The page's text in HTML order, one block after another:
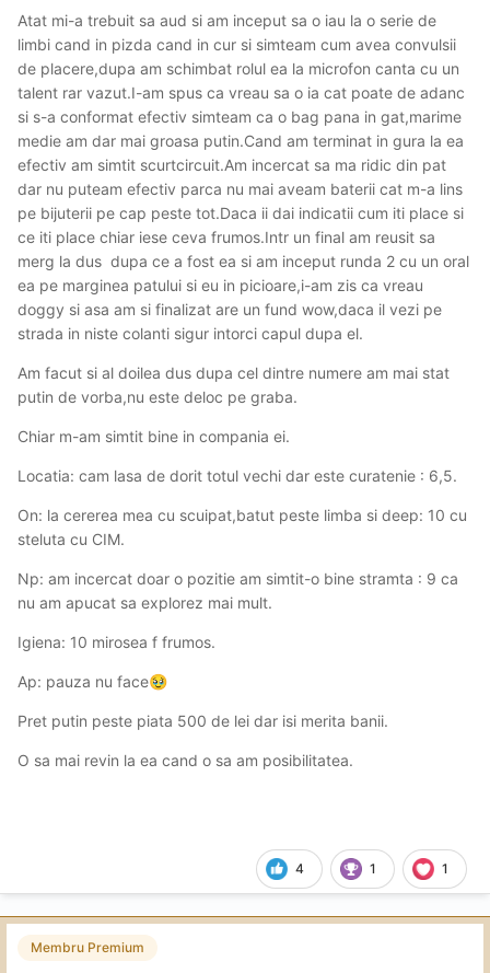
Atat mi-a trebuit sa aud si am inceput sa o iau la o serie de
limbi cand in pizda cand in cur si simteam cum avea convulsii
de placere,dupa am schimbat rolul ea la microfon canta cu un
talent rar vazut.I-am spus ca vreau sa o ia cat poate de adanc
si s-a conformat efectiv simteam ca o bag pana in gat,marime
medie am dar mai groasa putin.Cand am terminat in gura la ea
efectiv am simtit scurtcircuit.Am incercat sa ma ridic din pat
dar nu puteam efectiv parca nu mai aveam baterii cat m-a lins
pe bijuterii pe cap peste tot.Daca ii dai indicatii cum iti place si
ce iti place chiar iese ceva frumos.Intr un final am reusit sa
merg la dus dupa ce a fost ea si am inceput runda 2 cu un oral
ea pe marginea patului si eu in picioare,i-am zis ca vreau
doggy si asa am si finalizat are un fund wow,daca il vezi pe
strada in niste colanti sigur intorci capul dupa el.
Am facut si al doilea dus dupa cel dintre numere am mai stat
putin de vorba,nu este deloc pe graba.
Chiar m-am simtit bine in compania ei.
Locatia: cam lasa de dorit totul vechi dar este curatenie : 6,5.
On: la cererea mea cu scuipat,batut peste limba si deep: 10 cu
steluta cu CIM.
Np: am incercat doar o pozitie am simtit-o bine stramta : 9 ca
nu am apucat sa explorez mai mult.
Igiena: 10 mirosea f frumos.
Ap: pauza nu face🥹
Pret putin peste piata 500 de lei dar isi merita banii.
O sa mai revin la ea cand o sa am posibilitatea.
4 1 1
Membru Premium